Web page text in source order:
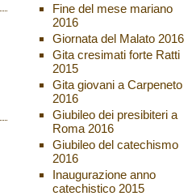
Fine del mese mariano
2016
Giornata del Malato 2016
Gita cresimati forte Ratti
2015
Gita giovani a Carpeneto
2016
Giubileo dei presibiteri a
Roma 2016
Giubileo del catechismo
2016
Inaugurazione anno
catechistico 2015